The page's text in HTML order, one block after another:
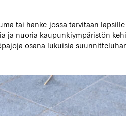
tai hanke jossa tarvitaan
ja nuoria kaupunkiympäristön
osana lukuisia